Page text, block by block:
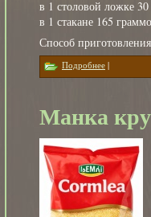
в 1 столовой ложке
в 1 стакане 165
Способ
Подробнее о Манка
|
Манка